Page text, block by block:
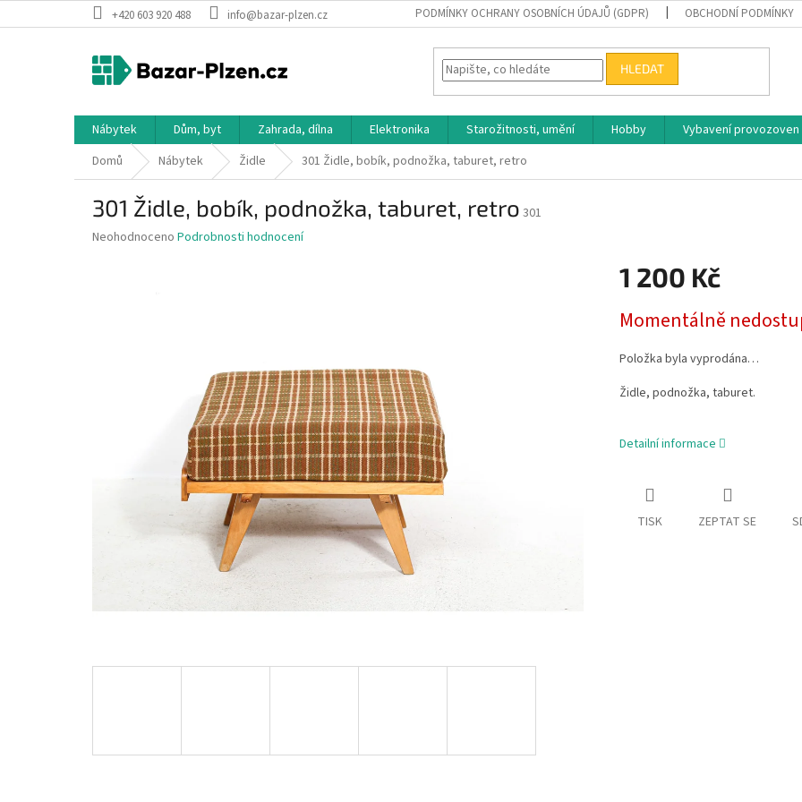
na
+420 603 920 488 info@bazar-plzen.cz PODMÍNKY OCHRANY OSOBNÍCH ÚDAJŮ (GDPR) OBCHODNÍ PODMÍNKY
HLEDAT
Nábytek Dům, byt Zahrada, dílna Elektronika Starožitnosti, umění Hobby Vybavení provozoven
Domů
Nábytek Židle 301 Židle, bobík, podnožka, taburet, retro
301 Židle, bobík, podnožka, taburet, retro 301
Průměrné
Neohodnoceno Podrobnosti hodnocení
1 200 Kč
cena:
Momentálně
Položka byla vyprodána…
Židle, podnožka, taburet.
Detailní informace
TISK ZEPTAT SE